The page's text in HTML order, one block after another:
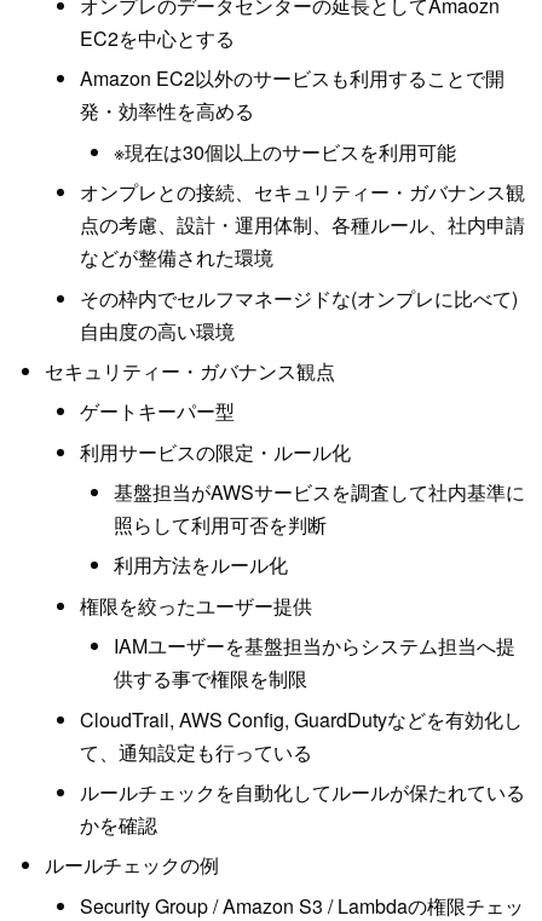
EC2を中心とする
Amazon EC2以外のサービスも利用することで開
発・効率性を高める
※現在は30個以上のサービスを利用可能
オンプレとの接続、セキュリティー・ガバナンス観
点の考慮、設計・運用体制、各種ルール、社内申請
などが整備された環境
その枠内でセルフマネージドな(オンプレに比べて)
自由度の高い環境
セキュリティー・ガバナンス観点
ゲートキーパー型
利用サービスの限定・ルール化
基盤担当がAWSサービスを調査して社内基準に
照らして利用可否を判断
利用方法をルール化
権限を絞ったユーザー提供
IAMユーザーを基盤担当からシステム担当へ提
供する事で権限を制限
CloudTrail, AWS Config, GuardDutyなどを有効化し
て、通知設定も行っている
ルールチェックを自動化してルールが保たれている
かを確認
ルールチェックの例
Security Group / Amazon S3 / Lambdaの権限チェッ